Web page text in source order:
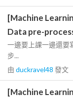
[Machine
Data pre-
一邊要上課一邊還要
步...
由 duckravel48 發文
[Machine